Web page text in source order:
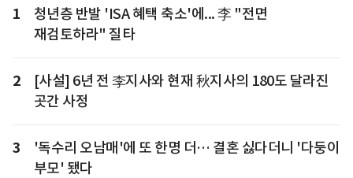
1
청년층 반발 'ISA 혜택 축소'에... 李 "전면
재검토하라" 질타
2
[사설] 6년 전 李지사와 현재 秋지사의 180도 달라진
곳간 사정
3
'독수리 오남매'에 또 한명 더… 결혼 싫다더니 '다둥이
부모' 됐다